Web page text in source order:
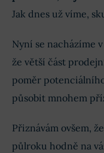
Jak dnes už víme,
Nyní se nacházíme
že větší část
poměr
působit mnohem
Přiznávám ovšem,
půlroku hodně na